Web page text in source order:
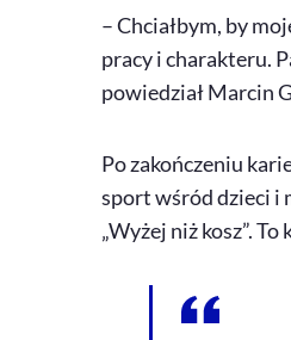
– Chciałbym, by
pracy i charakteru.
powiedział Marcin
Po zakończeniu
sport wśród dzieci i
„Wyżej niż kosz”.